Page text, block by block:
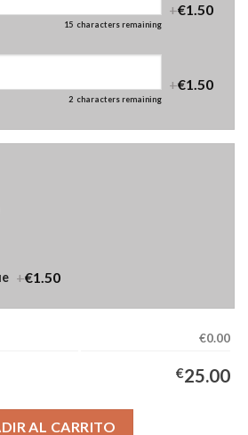
15 characters remaining
+€1.50
2 characters remaining
+€1.50
+€1.50
€0.00
€25.00
Equipación Mujer 2025/2026
AL CARRITO